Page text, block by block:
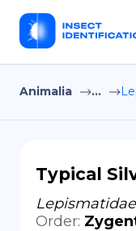
Animalia ...
Typical
Lepismatidae
Order: